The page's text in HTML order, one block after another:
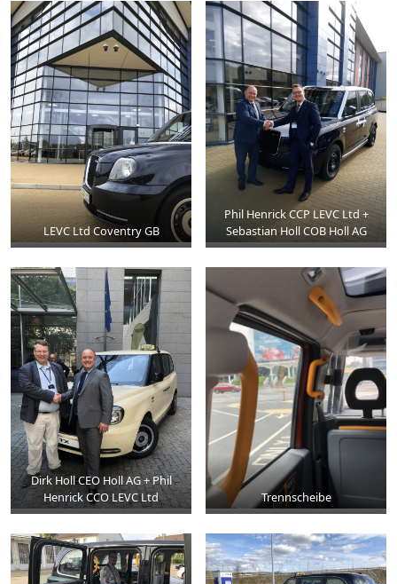
LEVC Ltd Coventry GB
Phil Henrick CCP LEVC Ltd +
Sebastian Holl COB Holl AG
Dirk Holl CEO Holl AG + Phil
Henrick CCO LEVC Ltd
Trennscheibe